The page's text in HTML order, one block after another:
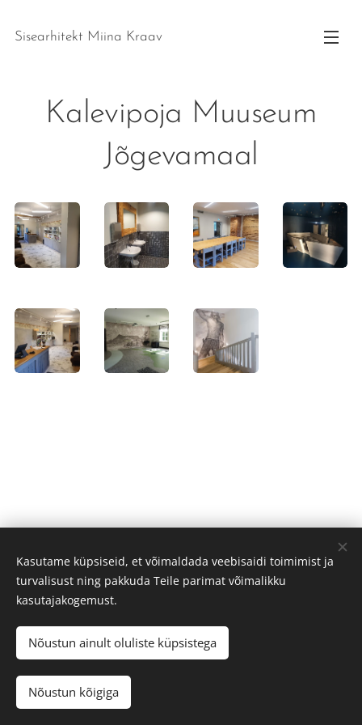
Sisearhitekt Miina Kraav
Kalevipoja Muuseum
Jõgevamaal
Powered by
Kasutame küpsiseid, et võimaldada veebisaidi toimimist ja
turvalisust ning pakkuda Teile parimat võimalikku
kasutajakogemust.
Nõustun ainult oluliste küpsistega
Nõustun kõigiga